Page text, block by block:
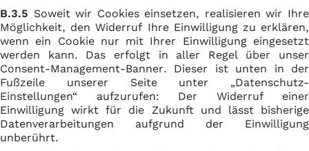
B.3.5 Soweit wir Cookies einsetzen, realisieren wir Ihre
Möglichkeit, den Widerruf Ihre Einwilligung zu erklären,
wenn ein Cookie nur mit Ihrer Einwilligung eingesetzt
werden kann. Das erfolgt in aller Regel über unser
Consent-Management-Banner. Dieser ist unten in der
Fußzeile unserer Seite unter „Datenschutz-
Einstellungen“ aufzurufen: Der Widerruf einer
Einwilligung wirkt für die Zukunft und lässt bisherige
Datenverarbeitungen aufgrund der Einwilligung
unberührt.